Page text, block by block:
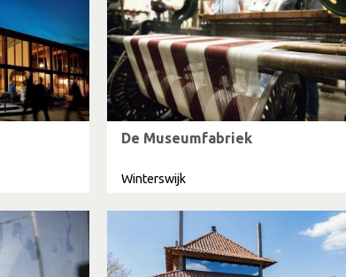
De Museumfabriek
Winterswijk